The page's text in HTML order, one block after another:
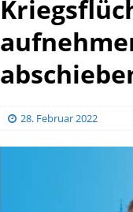
28. Februar 2022